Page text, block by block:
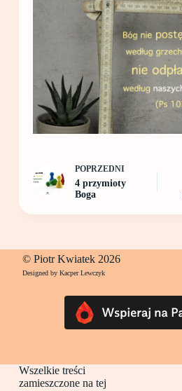
POPRZEDNI
4 przymioty
Boga
© Piotr Kwiatek 2026
Designed by Kacper Lewczyk
Wszelkie treści
zamieszczone na tej